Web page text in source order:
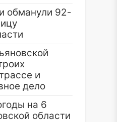
обманули 92-
и
дело
на 6
области